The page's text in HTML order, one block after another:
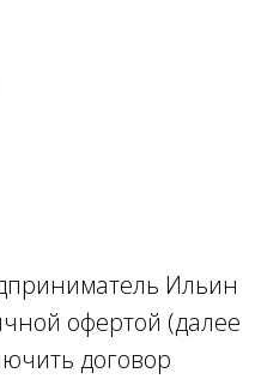
Ильин
офертой (далее
договор